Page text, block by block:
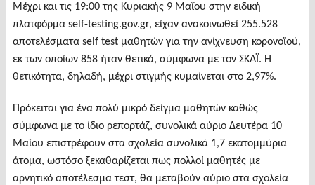
Μέχρι και τις 19:00 της Κυριακής 9 Μαΐου στην ειδική
πλατφόρμα self-testing.gov.gr, είχαν ανακοινωθεί 255.528
αποτελέσματα self test μαθητών για την ανίχνευση κορονοϊού,
εκ των οποίων 858 ήταν θετικά, σύμφωνα με τον ΣΚΑΪ. Η
θετικότητα, δηλαδή, μέχρι στιγμής κυμαίνεται στο 2,97%.
Πρόκειται για ένα πολύ μικρό δείγμα μαθητών καθώς
σύμφωνα με το ίδιο ρεπορτάζ, συνολικά αύριο Δευτέρα 10
Μαΐου επιστρέφουν στα σχολεία συνολικά 1,7 εκατομμύρια
άτομα, ωστόσο ξεκαθαρίζεται πως πολλοί μαθητές με
αρνητικό αποτέλεσμα τεστ, θα μεταβούν αύριο στα σχολεία